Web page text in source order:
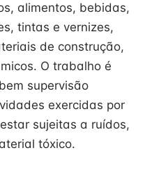
alimentos, bebidas,
tintas e vernizes,
de construção,
O trabalho é
supervisão
exercidas por
sujeitas a ruídos,
tóxico.